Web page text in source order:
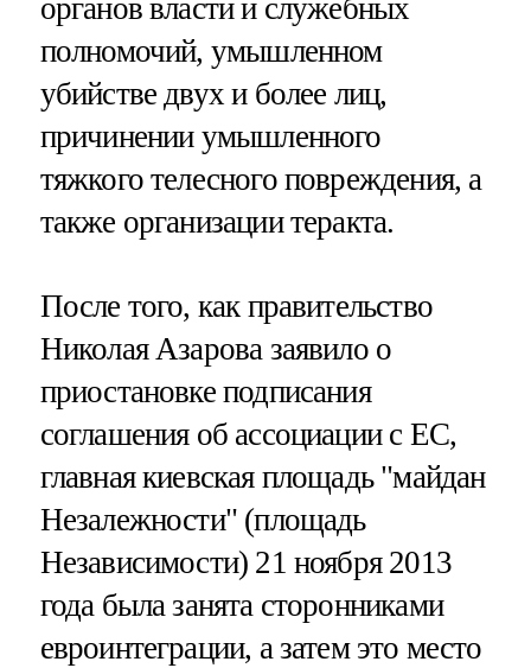
органов власти и служебных
полномочий, умышленном
убийстве двух и более лиц,
причинении умышленного
тяжкого телесного повреждения, а
также организации теракта.
После того, как правительство
Николая Азарова заявило о
приостановке подписания
соглашения об ассоциации с ЕС,
главная киевская площадь "майдан
Незалежности" (площадь
Независимости) 21 ноября 2013
года была занята сторонниками
евроинтеграции, а затем это место